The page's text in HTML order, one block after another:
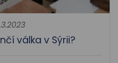
válka v Sýrii?